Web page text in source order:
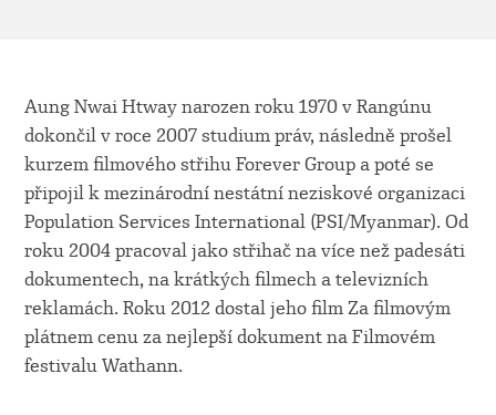
Aung Nwai Htway narozen roku 1970 v Rangúnu
dokončil v roce 2007 studium práv, následně prošel
kurzem filmového střihu Forever Group a poté se
připojil k mezinárodní nestátní neziskové organizaci
Population Services International (PSI/Myanmar). Od
roku 2004 pracoval jako střihač na více než padesáti
dokumentech, na krátkých filmech a televizních
reklamách. Roku 2012 dostal jeho film Za filmovým
plátnem cenu za nejlepší dokument na Filmovém
festivalu Wathann.